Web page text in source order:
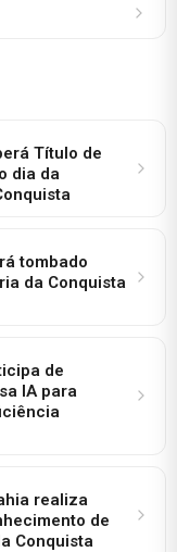
Título de
dia da
tombado
da Conquista
de
IA para
realiza
de
Conquista